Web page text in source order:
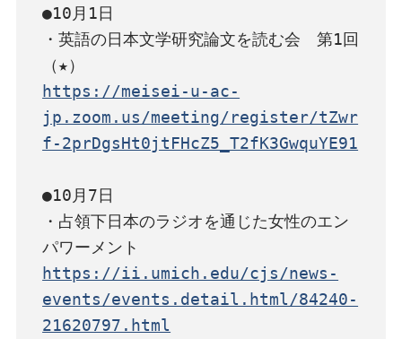
●10月1日
・英語の日本文学研究論文を読む会　第1回
https://meisei-u-ac-
jp.zoom.us/meeting/register/tZwr
f-2prDgsHt0jtFHcZ5_T2fK3GwquYE91
●10月7日
・占領下日本のラジオを通じた女性のエン
https://ii.umich.edu/cjs/news-
events/events.detail.html/84240-
21620797.html